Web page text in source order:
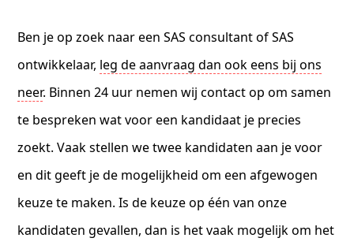
Ben je op zoek naar een SAS consultant of SAS
ontwikkelaar, leg de aanvraag dan ook eens bij ons
neer. Binnen 24 uur nemen wij contact op om samen
te bespreken wat voor een kandidaat je precies
zoekt. Vaak stellen we twee kandidaten aan je voor
en dit geeft je de mogelijkheid om een afgewogen
keuze te maken. Is de keuze op één van onze
kandidaten gevallen, dan is het vaak mogelijk om het